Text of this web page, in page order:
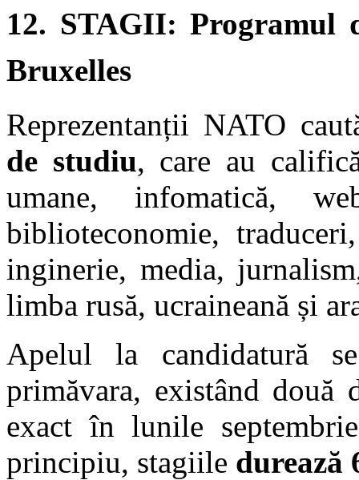
12. STAGII: Programul
Bruxelles
Reprezentanții NATO
de studiu, care au
umane, infomatică,
biblioteconomie,
inginerie, media,
limba rusă, ucraineană și
Apelul la candidatură
primăvara, existând două
exact în lunile
principiu, stagiile durează